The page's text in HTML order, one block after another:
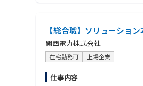
●BPR、業務設計、業務標準化に関
●製造、流通小売、自動車、SCM、
●プロダクトマネージャー、BizDev
●スタートアップや新規事業環境で
【総合職】ソリューショ
関西電力株式会社
在宅勤務可 上場企業
仕事内容